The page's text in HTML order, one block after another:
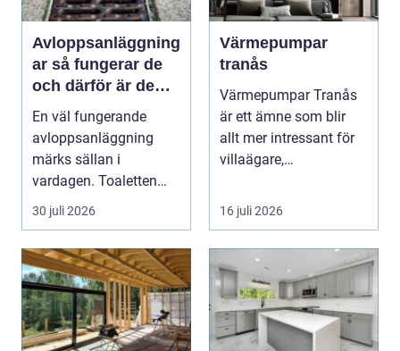
Avloppsanläggning
ar så fungerar de
och därför är de
viktigare än många
tror
En väl fungerande
avloppsanläggning
märks sällan i
vardagen. Toaletten
spolas, vattnet rinner
undan ...
30 juli 2026
Värmepumpar
tranås
Värmepumpar Tranås
är ett ämne som blir
allt mer intressant för
villaägare,
o...
16 juli 2026